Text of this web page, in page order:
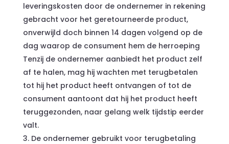
leveringskosten door de ondernemer in rekening
gebracht voor het geretourneerde product,
onverwijld doch binnen 14 dagen volgend op de
dag waarop de consument hem de herroeping
Tenzij de ondernemer aanbiedt het product zelf
af te halen, mag hij wachten met terugbetalen
tot hij het product heeft ontvangen of tot de
consument aantoont dat hij het product heeft
teruggezonden, naar gelang welk tijdstip eerder
valt.
De ondernemer gebruikt voor terugbetaling